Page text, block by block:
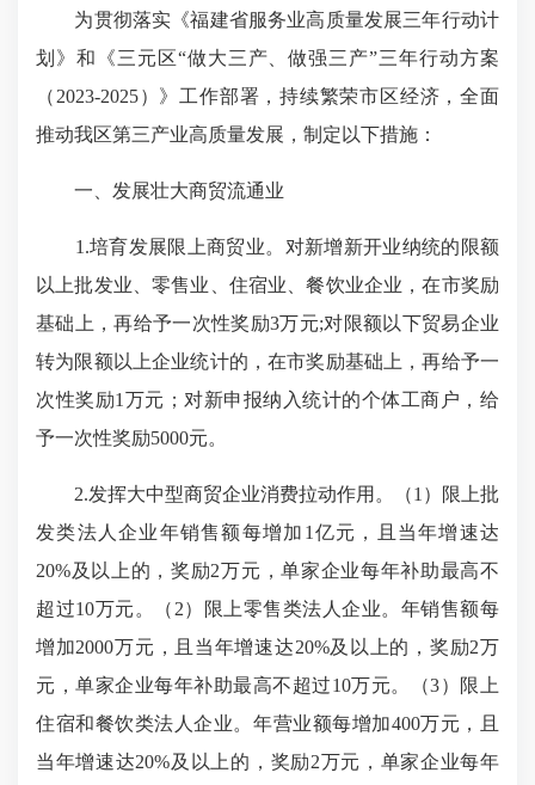
为贯彻落实《福建省服务业高质量发展三年行动计
划》和《三元区“做大三产、做强三产”三年行动方案
（2023-2025）》工作部署，持续繁荣市区经济，全面
推动我区第三产业高质量发展，制定以下措施：
一、发展壮大商贸流通业
1.培育发展限上商贸业。对新增新开业纳统的限额
以上批发业、零售业、住宿业、餐饮业企业，在市奖励
基础上，再给予一次性奖励3万元;对限额以下贸易企业
转为限额以上企业统计的，在市奖励基础上，再给予一
次性奖励1万元；对新申报纳入统计的个体工商户，给
予一次性奖励5000元。
2.发挥大中型商贸企业消费拉动作用。（1）限上批
发类法人企业年销售额每增加1亿元，且当年增速达
20%及以上的，奖励2万元，单家企业每年补助最高不
超过10万元。（2）限上零售类法人企业。年销售额每
增加2000万元，且当年增速达20%及以上的，奖励2万
元，单家企业每年补助最高不超过10万元。（3）限上
住宿和餐饮类法人企业。年营业额每增加400万元，且
当年增速达20%及以上的，奖励2万元，单家企业每年